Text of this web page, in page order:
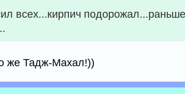
всех...кирпич
же Тадж-Махал!))